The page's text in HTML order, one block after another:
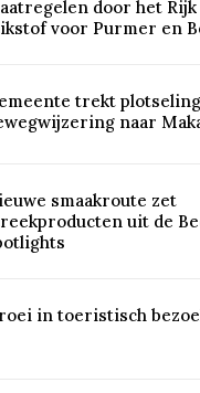
door het
voor Purmer en
trekt
naar
smaakroute zet
uit de
in toeristisch